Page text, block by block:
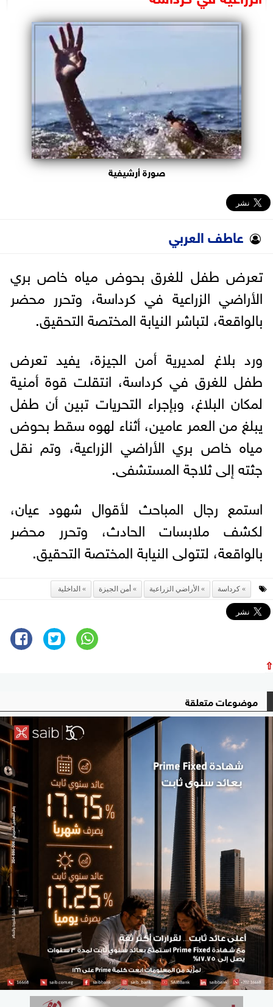
البرلمان
صورة أرشيفية
عاطف العربي
تعرض طفل للغرق بحوض مياه خاص بري
الأراضي الزراعية في كرداسة، وتحرر محضر
بالواقعة، لتباشر النيابة المختصة التحقيق.
ورد بلاغ لمديرية أمن الجيزة، يفيد تعرض
طفل للغرق في كرداسة، انتقلت قوة أمنية
لمكان البلاغ، وبإجراء التحريات تبين أن طفل
يبلغ من العمر عامين، أثناء لهوه سقط بحوض
مياه خاص بري الأراضي الزراعية، وتم نقل
جثته إلى ثلاجة المستشفى.
استمع رجال المباحث لأقوال شهود عيان،
لكشف ملابسات الحادث، وتحرر محضر
بالواقعة، لتتولى النيابة المختصة التحقيق.
كرداسة الأراضي الزراعية أمن الجيزة الداخلية
⇧
موضوعات متعلقة